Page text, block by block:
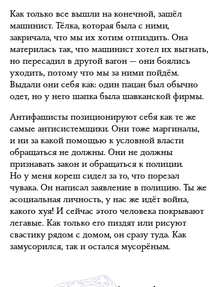
Как только все вышли на конечной, зашёл
машинист. Тёлка, которая была с ними,
закричала, что мы их хотим отпиздить. Она
материлась так, что машинист хотел их выгнать,
но пересадил в другой вагон — они боялись
уходить, потому что мы за ними пойдём.
Выдали они себя как: один пацан был обычно
одет, но у него шапка была шавканской фирмы.
Антифашисты позиционируют себя как те же
самые антисистемщики. Они тоже маргиналы,
и ни за какой помощью к условной власти
обращаться не должны. Они не должны
признавать закон и обращаться к полиции.
Но у меня кореш сидел за то, что порезал
чувака. Он написал заявление в полицию. Ты же
асоциальная личность, у нас же идёт война,
какого хуя! И сейчас этого человека покрывают
легавые. Как только его пиздят или рисуют
свастику рядом с домом, он сразу туда. Как
замусорился, так и остался мусорёным.